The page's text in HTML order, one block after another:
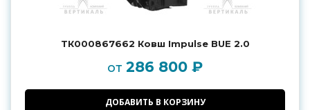
ТК000867662 Ковш Impulse BUE 2.0
от 286 800 ₽
ДОБАВИТЬ В КОРЗИНУ